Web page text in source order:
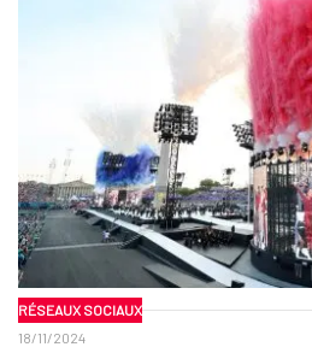
RÉSEAUX SOCIAUX
18/11/2024